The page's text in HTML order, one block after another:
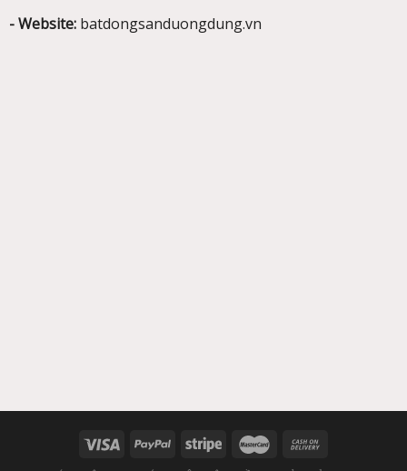
- Website:batdongsanduongdung.vn